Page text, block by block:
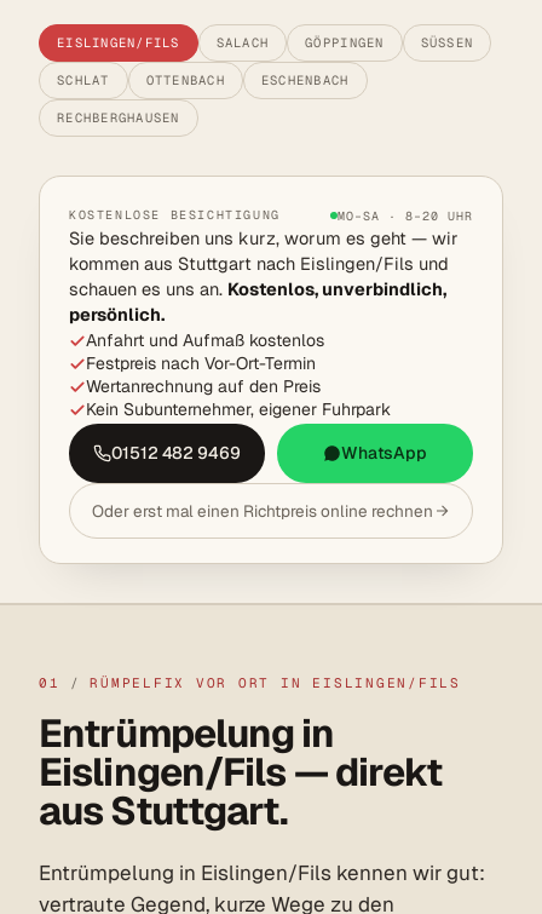
EISLINGEN/FILS SALACH GÖPPINGEN SÜSSEN
SCHLAT OTTENBACH ESCHENBACH
RECHBERGHAUSEN
KOSTENLOSE BESICHTIGUNG MO–SA · 8–20 UHR
Sie beschreiben uns kurz, worum es geht — wir
kommen aus Stuttgart nach Eislingen/Fils und
schauen es uns an. Kostenlos, unverbindlich,
persönlich.
Anfahrt und Aufmaß kostenlos
Festpreis nach Vor-Ort-Termin
Wertanrechnung auf den Preis
Kein Subunternehmer, eigener Fuhrpark
01512 482 9469
WhatsApp
Oder erst mal einen Richtpreis online rechnen
01 / RÜMPELFIX VOR ORT IN EISLINGEN/FILS
Entrümpelung in
Eislingen/Fils — direkt
aus Stuttgart.
Entrümpelung in Eislingen/Fils kennen wir gut:
vertraute Gegend, kurze Wege zu den